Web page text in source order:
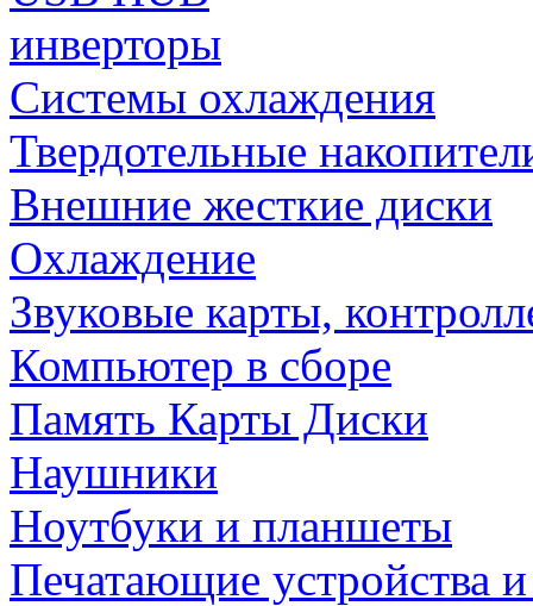
инверторы
Системы охлаждения
Твердотельные
Внешние жесткие диски
Охлаждение
Звуковые карты,
Компьютер в сборе
Память Карты Диски
Наушники
Ноутбуки и планшеты
Печатающие устройства